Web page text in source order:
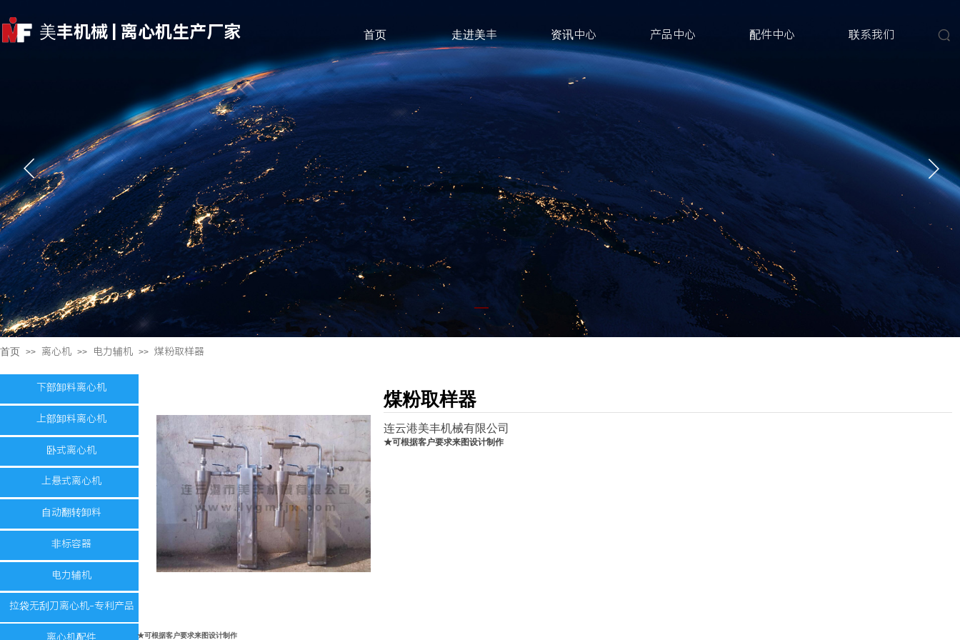
离心机配件
下部卸料离心机
上部卸料离心机
卧式离心机
上悬式离心机
自动翻转卸料
非标容器
电力辅机
拉袋无刮刀离心机-专利产品
首页 >> 离心机 >> 电力辅机 >> 煤粉取样器
煤粉取样器
连云港美丰机械有限公司
★可根据客户要求来图设计制作
★可根据客户要求来图设计制作
首页 走进美丰 资讯中心 产品中心 配件中心 联系我们
美丰机械 | 离心机生产厂家